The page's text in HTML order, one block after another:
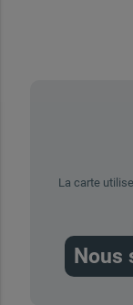
La carte
Nous